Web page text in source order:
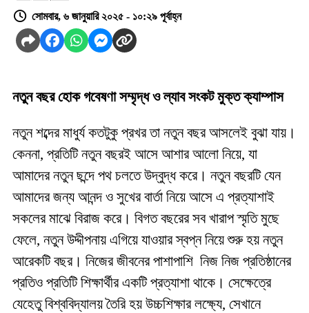
সোমবার, ৬ জানুয়ারি ২০২৫ - ১০:২৯ পূর্বাহ্ন
নতুন বছর হোক গবেষণা সম্মৃদ্ধ ও ল্যাব সংকট মুক্ত ক্যাম্পাস
নতুন শব্দের মাধুর্য কতটুকু প্রখর তা নতুন বছর আসলেই বুঝা যায়।
কেননা, প্রতিটি নতুন বছরই আসে আশার আলো নিয়ে, যা
আমাদের নতুন ছন্দে পথ চলতে উদ্বুদ্ধ করে। নতুন বছরটি যেন
আমাদের জন্য আনন্দ ও সুখের বার্তা নিয়ে আসে এ প্রত্যাশাই
সকলের মাঝে বিরাজ করে। বিগত বছরের সব খারাপ স্মৃতি মুছে
ফেলে, নতুন উদ্দীপনায় এগিয়ে যাওয়ার স্বপ্ন নিয়ে শুরু হয় নতুন
আরেকটি বছর। নিজের জীবনের পাশাপাশি নিজ নিজ প্রতিষ্ঠানের
প্রতিও প্রতিটি শিক্ষার্থীর একটি প্রত্যাশা থাকে। সেক্ষেত্রে
যেহেতু বিশ্ববিদ্যালয় তৈরি হয় উচ্চশিক্ষার লক্ষ্যে, সেখানে